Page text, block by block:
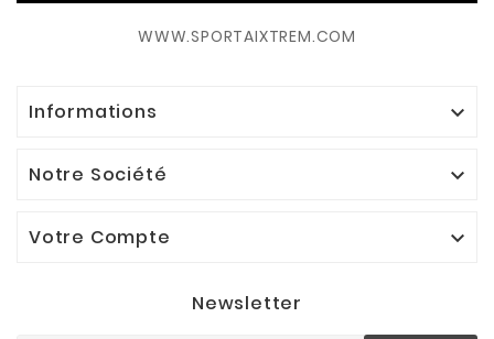
WWW.SPORTAIXTREM.COM
Informations 
Notre Société 
Votre Compte 
Newsletter